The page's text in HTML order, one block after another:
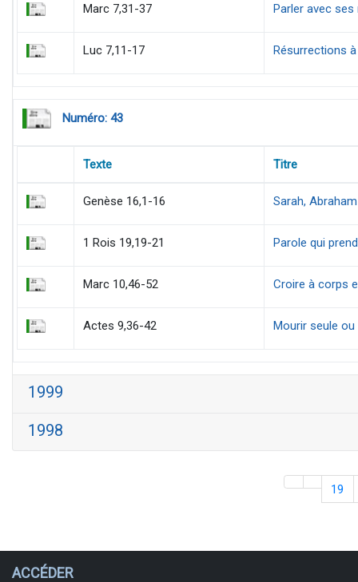
Marc 7,31-37 Parler avec ses
Luc 7,11-17 Résurrections
Numéro: 43
Texte Titre
Genèse 16,1-16 Sarah,
1 Rois 19,19-21 Parole qui
Marc 10,46-52 Croire à corps
Actes 9,36-42 Mourir seule
1999
1998
19
ACCÉDER